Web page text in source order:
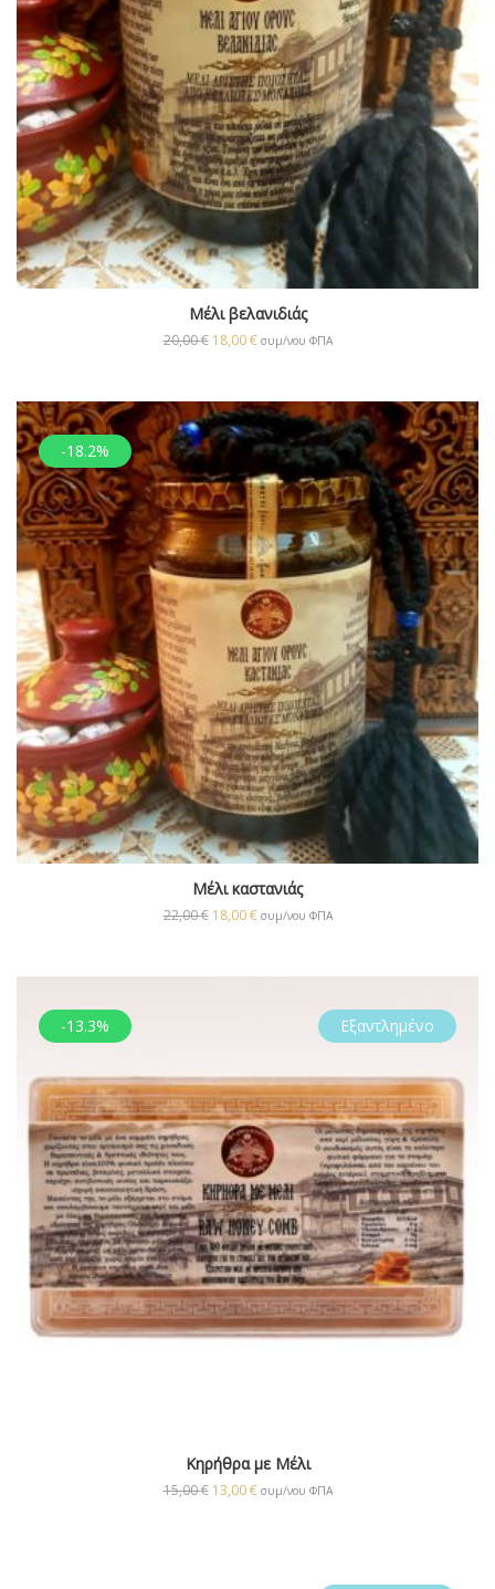
Μέλι βελανιδιάς
20,00€ 18,00€ συμ/νου ΦΠΑ
-18.2%
Μέλι καστανιάς
22,00€ 18,00€ συμ/νου ΦΠΑ
-13.3% Εξαντλημένο
Kηρήθρα με Μέλι
15,00€ 13,00€ συμ/νου ΦΠΑ